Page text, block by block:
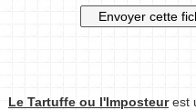
Le Tartuffe ou l'Imposteurest